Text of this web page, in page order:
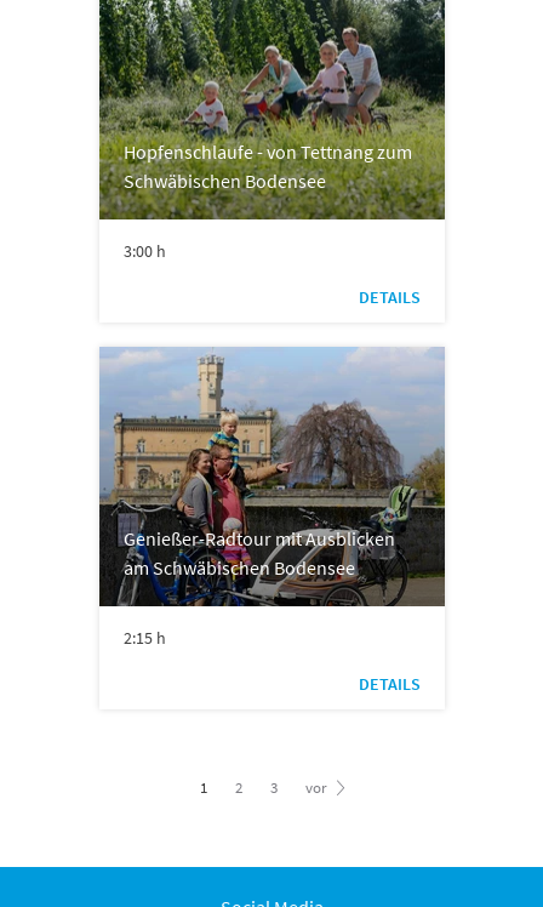
Hopfenschlaufe - von Tettnang zum
Schwäbischen Bodensee
3:00 h
DETAILS
Genießer-Radtour mit Ausblicken
am Schwäbischen Bodensee
2:15 h
DETAILS
1 2 3 vor